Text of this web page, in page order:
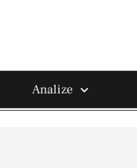
Analize